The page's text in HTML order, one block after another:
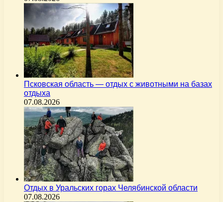
Псковская область — отдых с животными на базах
отдыха
07.08.2026
Отдых в Уральских горах Челябинской области
07.08.2026